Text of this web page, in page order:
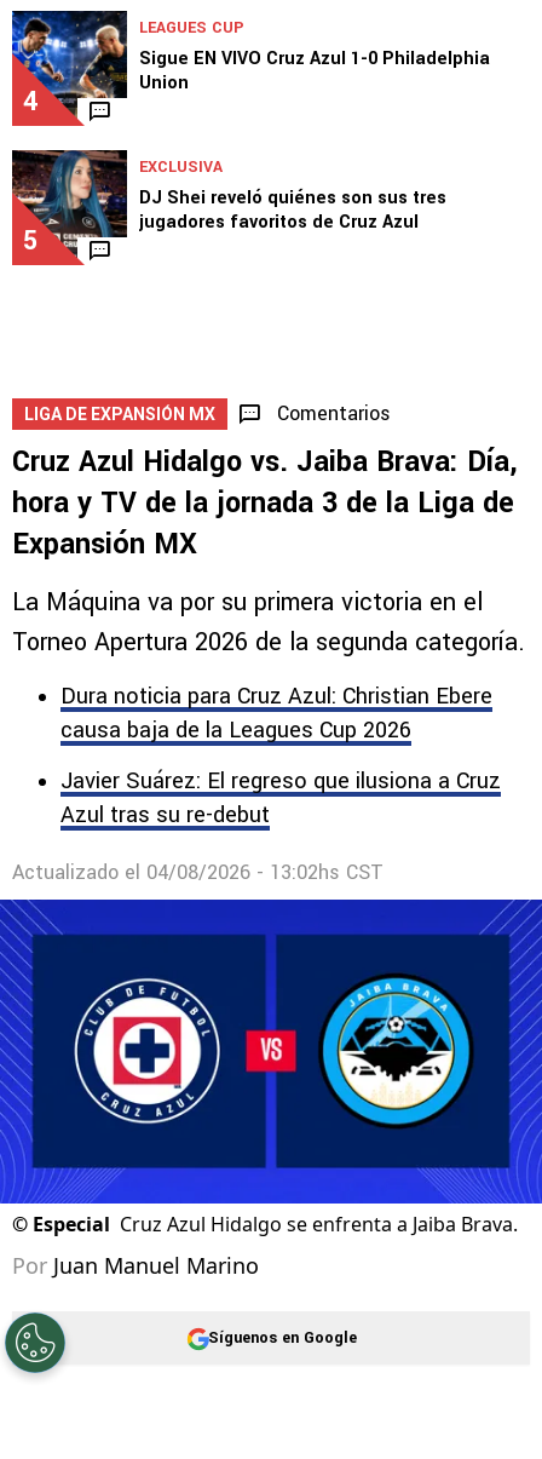
4
LEAGUES CUP
Sigue EN VIVO Cruz Azul 1-0 Philadelphia
Union
5
EXCLUSIVA
DJ Shei reveló quiénes son sus tres
jugadores favoritos de Cruz Azul
LIGA DE EXPANSIÓN MX Comentarios
Cruz Azul Hidalgo vs. Jaiba Brava: Día,
hora y TV de la jornada 3 de la Liga de
Expansión MX
La Máquina va por su primera victoria en el
Torneo Apertura 2026 de la segunda categoría.
Dura noticia para Cruz Azul: Christian Ebere
causa baja de la Leagues Cup 2026
Javier Suárez: El regreso que ilusiona a Cruz
Azul tras su re-debut
Actualizado el 04/08/2026 - 13:02hs CST
© Especial Cruz Azul Hidalgo se enfrenta a Jaiba Brava.
Por Juan Manuel Marino
Síguenos en Google